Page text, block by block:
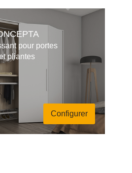
pour portes
pliantes
Configurer